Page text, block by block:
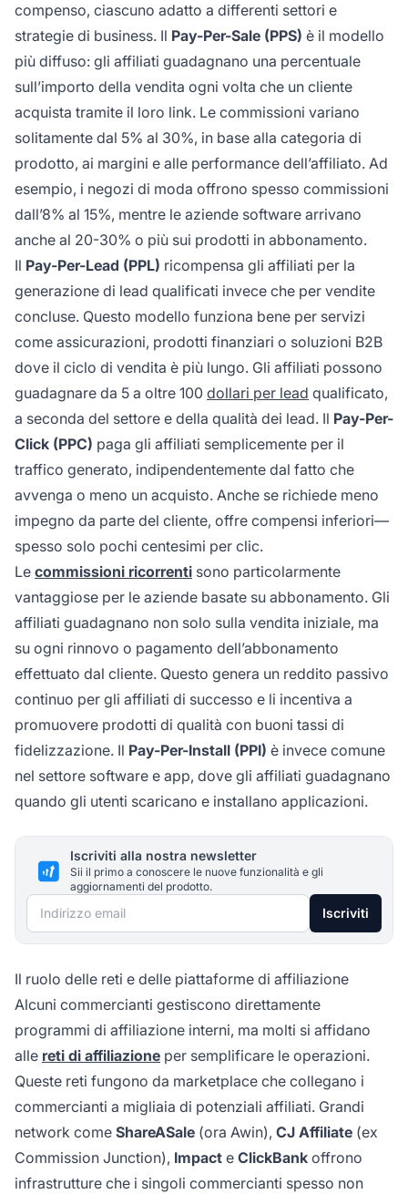
compenso, ciascuno adatto a differenti settori e
strategie di business. Il Pay-Per-Sale (PPS) è il modello
più diffuso: gli affiliati guadagnano una percentuale
sull’importo della vendita ogni volta che un cliente
acquista tramite il loro link. Le commissioni variano
solitamente dal 5% al 30%, in base alla categoria di
prodotto, ai margini e alle performance dell’affiliato. Ad
esempio, i negozi di moda offrono spesso commissioni
dall’8% al 15%, mentre le aziende software arrivano
anche al 20-30% o più sui prodotti in abbonamento.
Il Pay-Per-Lead (PPL) ricompensa gli affiliati per la
generazione di lead qualificati invece che per vendite
concluse. Questo modello funziona bene per servizi
come assicurazioni, prodotti finanziari o soluzioni B2B
dove il ciclo di vendita è più lungo. Gli affiliati possono
guadagnare da 5 a oltre 100 dollari per lead qualificato,
a seconda del settore e della qualità dei lead. Il Pay-Per-
Click (PPC) paga gli affiliati semplicemente per il
traffico generato, indipendentemente dal fatto che
avvenga o meno un acquisto. Anche se richiede meno
impegno da parte del cliente, offre compensi inferiori—
spesso solo pochi centesimi per clic.
Le commissioni ricorrenti sono particolarmente
vantaggiose per le aziende basate su abbonamento. Gli
affiliati guadagnano non solo sulla vendita iniziale, ma
su ogni rinnovo o pagamento dell’abbonamento
effettuato dal cliente. Questo genera un reddito passivo
continuo per gli affiliati di successo e li incentiva a
promuovere prodotti di qualità con buoni tassi di
fidelizzazione. Il Pay-Per-Install (PPI) è invece comune
nel settore software e app, dove gli affiliati guadagnano
quando gli utenti scaricano e installano applicazioni.
Iscriviti alla nostra newsletter
Sii il primo a conoscere le nuove funzionalità e gli
aggiornamenti del prodotto.
Indirizzo email Iscriviti
Il ruolo delle reti e delle piattaforme di affiliazione
Alcuni commercianti gestiscono direttamente
programmi di affiliazione interni, ma molti si affidano
alle reti di affiliazione per semplificare le operazioni.
Queste reti fungono da marketplace che collegano i
commercianti a migliaia di potenziali affiliati. Grandi
network come ShareASale (ora Awin), CJ Affiliate (ex
Commission Junction), Impact e ClickBank offrono
infrastrutture che i singoli commercianti spesso non